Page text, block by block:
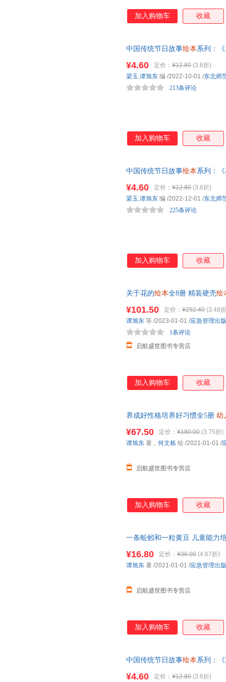
加入购物车 收藏
中国传统节日故事绘本系列：
¥4.60 定价： ¥12.80 (3.6折)
213条评论
梁玉,谭旭东 编 /2022-10-01 /东北师
加入购物车 收藏
中国传统节日故事绘本系列：
¥4.60 定价： ¥12.80 (3.6折)
225条评论
梁玉,谭旭东 编 /2022-12-01 /东北师
加入购物车 收藏
关于花的绘本全8册 精装硬壳绘
¥101.50 定价： ¥292.40 (3.48
启航盛世图书专营店
1条评论
谭旭东 等 /2023-01-01 /应急管理出
加入购物车 收藏
养成好性格培养好习惯全5册 幼
¥67.50 定价： ¥180.00 (3.75折)
启航盛世图书专营店
谭旭东 著， 何文栋 绘 /2021-01-01 /
加入购物车 收藏
一条蚯蚓和一粒黄豆 儿童能力
¥16.80 定价： ¥36.00 (4.67折)
启航盛世图书专营店
谭旭东 著 /2021-01-01 /应急管理出
加入购物车 收藏
中国传统节日故事绘本系列：
¥4.60 定价： ¥12.80 (3.6折)